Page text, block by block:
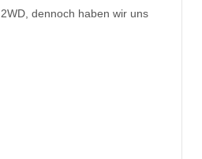
dennoch haben wir uns